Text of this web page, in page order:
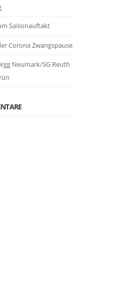
Saisonauftakt
Corona Zwangspause
Neumark/SG Reuth